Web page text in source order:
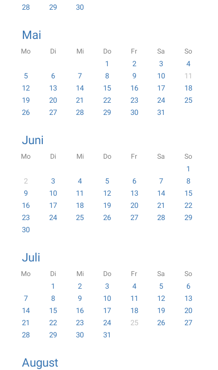
28
29 30
Mai
Mo Di Mi Do Fr Sa So
1 2 3
4
5
6 7 8 9 10
11
12
13 14 15 16 17
18
19
20 21 22 23 24
25
26
27 28 29 30 31
Juni
Mo Di Mi Do Fr Sa So
1
2
3 4 5 6 7
8
9
10 11 12 13 14
15
16
17 18 19 20 21
22
23
24 25 26 27 28
29
30
Juli
Mo Di Mi Do Fr Sa So
1 2 3 4 5
6
7
8 9 10 11 12
13
14
15 16 17 18 19
20
21
22 23 24 25 26
27
28
29 30 31
August